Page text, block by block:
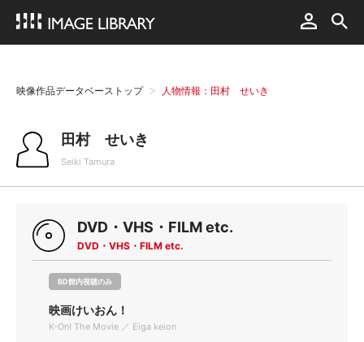
映像作品データベーストップ 人物情報：田村 せいき
田村 せいき
Seiki Tamura
DVD・VHS・FILM etc.
DVD・VHS・FILM etc.
BD館内視聴のみ
映画けいおん！
K-On! The Movie ／ Eiga keion